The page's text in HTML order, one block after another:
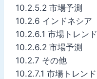
10.2.5.2 市場予測
10.2.6 インドネシア
10.2.6.1 市場トレンド
10.2.6.2 市場予測
10.2.7 その他
10.2.7.1 市場トレンド